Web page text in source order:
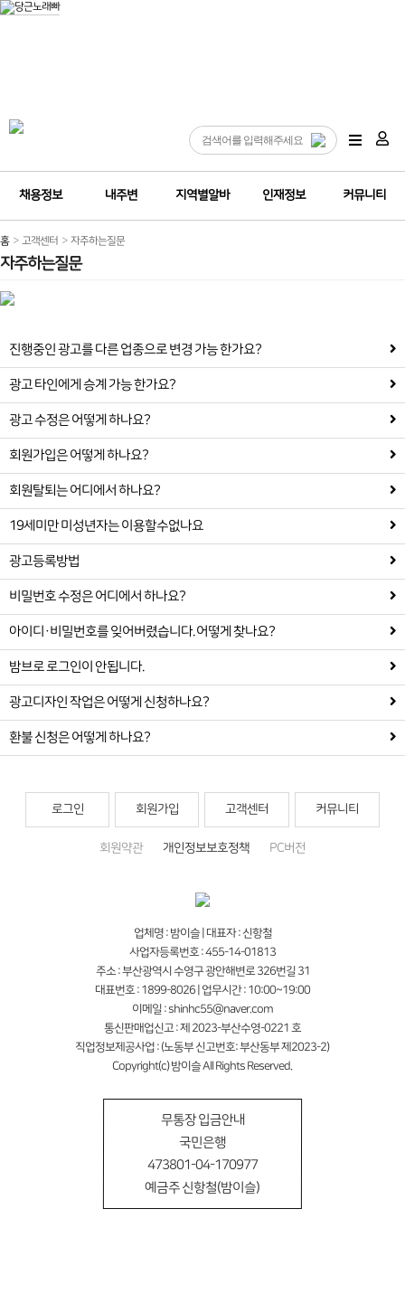
채용정보 내주변 지역별알바 인재정보 커뮤니티
홈 고객센터 자주하는질문
자주하는질문
진행중인 광고를 다른 업종으로 변경 가능 한가요?
광고 타인에게 승계 가능 한가요?
광고 수정은 어떻게 하나요?
회원가입은 어떻게 하나요?
회원탈퇴는 어디에서 하나요?
19세미만 미성년자는 이용할수없나요
광고등록방법
비밀번호 수정은 어디에서 하나요?
아이디·비밀번호를 잊어버렸습니다. 어떻게 찾나요?
밤브로 로그인이 안됩니다.
광고디자인 작업은 어떻게 신청하나요?
환불 신청은 어떻게 하나요?
로그인 회원가입 고객센터 커뮤니티
회원약관 개인정보보호정책 PC버전
업체명 : 밤이슬 | 대표자 : 신항철
사업자등록번호 : 455-14-01813
주소 : 부산광역시 수영구 광안해변로 326번길 31
대표번호 : 1899-8026 | 업무시간 : 10:00~19:00
이메일 : shinhc55@naver.com
통신판매업신고 : 제 2023-부산수영-0221 호
직업정보제공사업 : (노동부 신고번호: 부산동부 제2023-2)
Copyright(c) 밤이슬 All Rights Reserved.
무통장 입금안내
국민은행
473801-04-170977
예금주 신항철(밤이슬)